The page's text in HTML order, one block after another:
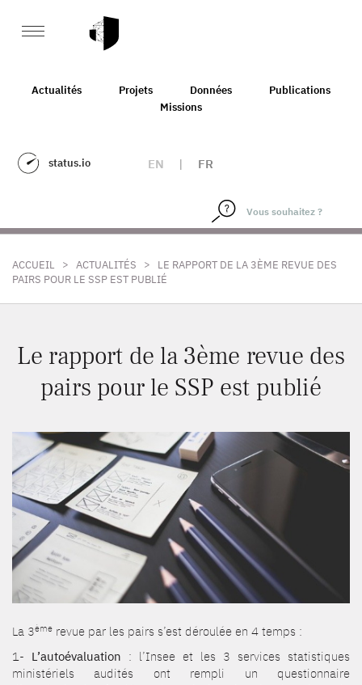
Actualités Projets Données
Publications
Missions
status.io EN | FR
ACCUEIL > ACTUALITÉS >
LE RAPPORT DE LA 3ÈME REVUE DES
PAIRS POUR LE SSP EST PUBLIÉ
Le rapport de la 3ème revue des
pairs pour le SSP est publié
La 3ème revue par les pairs s’est déroulée en 4 temps :
1- L’autoévaluation : l’Insee et les 3 services statistiques
ministériels audités ont rempli un questionnaire